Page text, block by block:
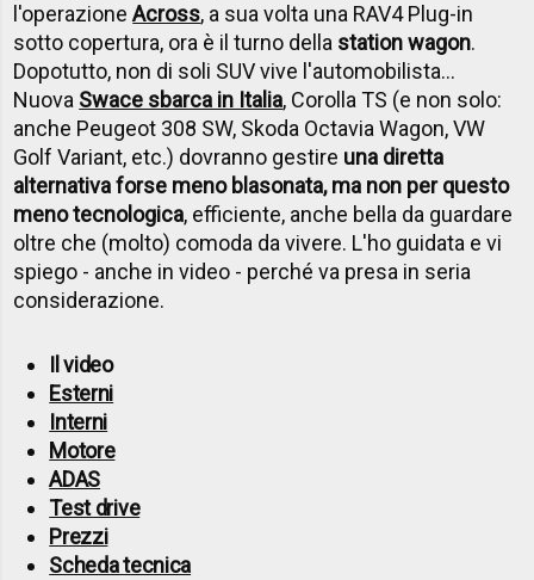
l'operazioneAcross, a sua volta una RAV4 Plug-in
sotto copertura, ora è il turno della station wagon.
Dopotutto, non di soli SUV vive l'automobilista...
Nuova Swace sbarca in Italia, Corolla TS (e non solo:
anche Peugeot 308 SW, Skoda Octavia Wagon, VW
Golf Variant, etc.) dovranno gestire una diretta
alternativa forse meno blasonata, ma non per questo
meno tecnologica, efficiente, anche bella da guardare
oltre che (molto) comoda da vivere. L'ho guidata e vi
spiego - anche in video - perché va presa in seria
considerazione.
Il video
Esterni
Interni
Motore
ADAS
Test drive
Prezzi
Scheda tecnica